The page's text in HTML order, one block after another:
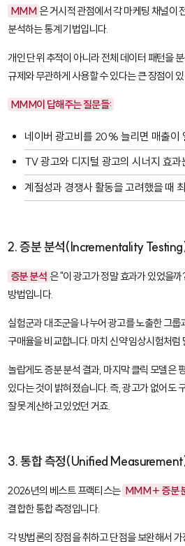
MMM 은 거시적 관점에서 각 마케팅 채널이
분석하는 통계 기법입니다.
개인 단위 추적이 아니라 전체 데이터 패턴을
규제와 무관하게 사용할 수 있다는 큰 장점이
MMM이 답해주는 질문들:
네이버 광고비를 20% 늘리면 매출이
TV 광고와 디지털 광고의 시너지 효과
계절성과 경쟁사 활동을 고려했을 때
2. 증분 분석(Incrementality
증분 분석 은 "이 광고가 정말 효과가 있었을
방법입니다.
실험군과 대조군을 나누어 광고를 노출한 그룹
구매율을 비교합니다. 마치 신약 임상시험처럼
놀랍게도 증분 분석 결과, 마지막 클릭 모델
있다는 것이 밝혀졌습니다. 즉, 광고가 없어도
잘못 계산하고 있었던 거죠.
3. 통합 측정(Unified
2026년의 베스트 프랙티스는 MMM + 증분
결합한 통합 측정입니다.
각 방법론의 장점을 취하고 단점을 보완해서